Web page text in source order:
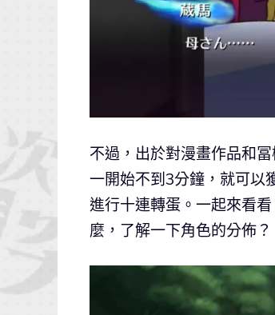
不過，出於對漫畫作品和
一開始不到3分鐘，就可以
進行十連轉蛋。一起來看
麼，了解一下角色的分佈？